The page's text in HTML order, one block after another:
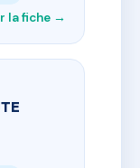
la fiche →